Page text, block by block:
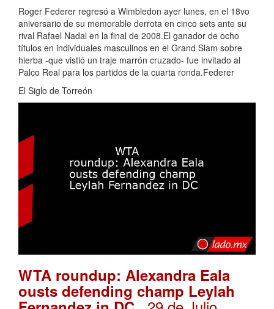
Roger Federer regresó a Wimbledon ayer lunes, en el 18vo
aniversario de su memorable derrota en cinco sets ante su
rival Rafael Nadal en la final de 2008.El ganador de ocho
títulos en individuales masculinos en el Grand Slam sobre
hierba -que vistió un traje marrón cruzado- fue invitado al
Palco Real para los partidos de la cuarta ronda.Federer
El Siglo de Torreón
WTA roundup: Alexandra Eala
ousts defending champ Leylah